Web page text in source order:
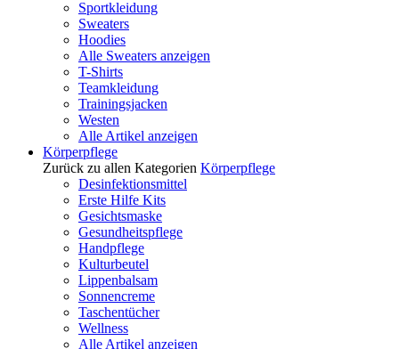
Sportkleidung
Sweaters
Hoodies
Alle Sweaters anzeigen
T-Shirts
Teamkleidung
Trainingsjacken
Westen
Alle Artikel anzeigen
Körperpflege
Zurück zu allen Kategorien Körperpflege
Desinfektionsmittel
Erste Hilfe Kits
Gesichtsmaske
Gesundheitspflege
Handpflege
Kulturbeutel
Lippenbalsam
Sonnencreme
Taschentücher
Wellness
Alle Artikel anzeigen